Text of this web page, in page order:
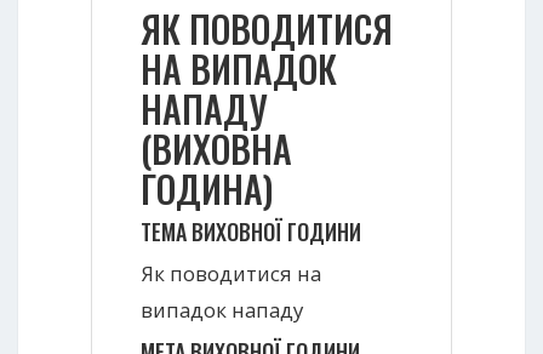
ЯК ПОВОДИТИСЯ
НА ВИПАДОК
НАПАДУ
(ВИХОВНА
ГОДИНА)
ТЕМА ВИХОВНОЇ ГОДИНИ
Як поводитися на
випадок нападу